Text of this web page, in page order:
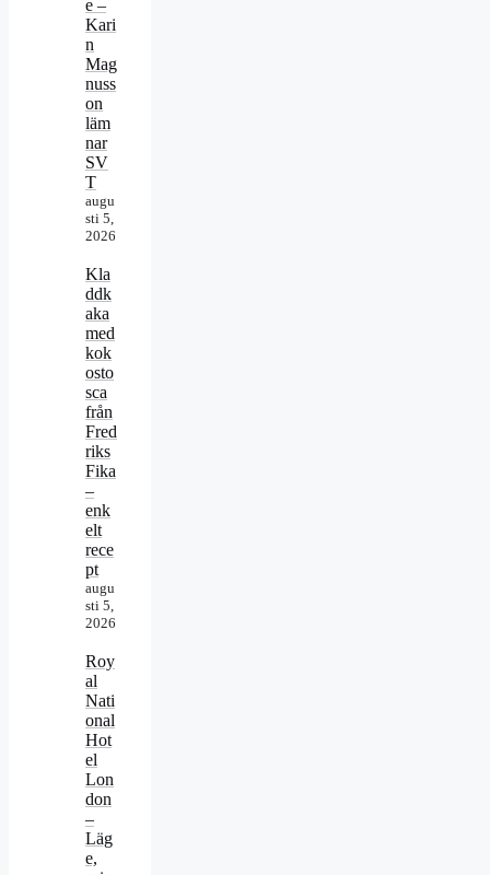
e –
Kari
n
Mag
nuss
on
läm
nar
SV
T
augu
sti 5,
2026
Kla
ddk
aka
med
kok
osto
sca
från
Fred
riks
Fika
–
enk
elt
rece
pt
augu
sti 5,
2026
Roy
al
Nati
onal
Hot
el
Lon
don
–
Läg
e,